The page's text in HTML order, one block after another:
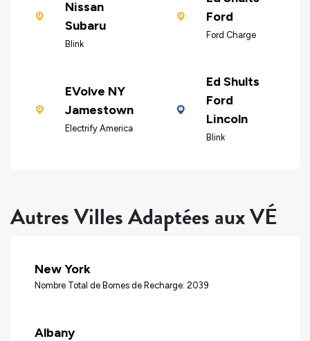
Nissan
Subaru
Blink
Ford
Ford Charge
EVolve NY
Jamestown
Electrify America
Ed Shults
Ford
Lincoln
Blink
Autres Villes Adaptées aux VÉ
New York
Nombre Total de Bornes de Recharge: 2039
Albany